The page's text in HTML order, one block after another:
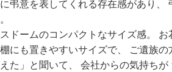
弔意を表してくれる存在感があり
ドームのコンパクトなサイズ感。
にも置きやすいサイズで、 ご遺族
た」と聞いて、 会社からの気持ち